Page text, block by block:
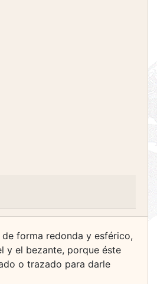
de forma redonda y esférico,
y el bezante, porque éste
o trazado para darle